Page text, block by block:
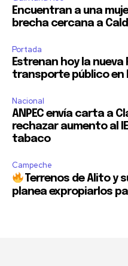
Encuentran a una
brecha cercana a
Portada
Estrenan hoy la nueva
transporte público en
Nacional
ANPEC envía carta a
rechazar aumento al
tabaco
Campeche
Terrenos de Alito y
planea expropiarlos